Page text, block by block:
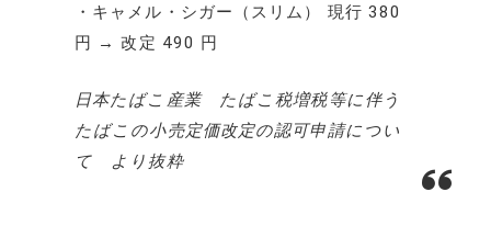
・キャメル・シガー（スリム） 現行 380
円 → 改定 490 円
日本たばこ産業 たばこ税増税等に伴う
たばこの小売定価改定の認可申請につい
て より抜粋